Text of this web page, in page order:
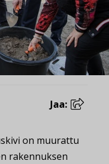
Jaa:
on muurattu
rakennuksen